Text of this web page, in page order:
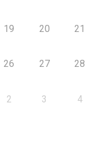
19 20 21
26 27 28
2 3 4